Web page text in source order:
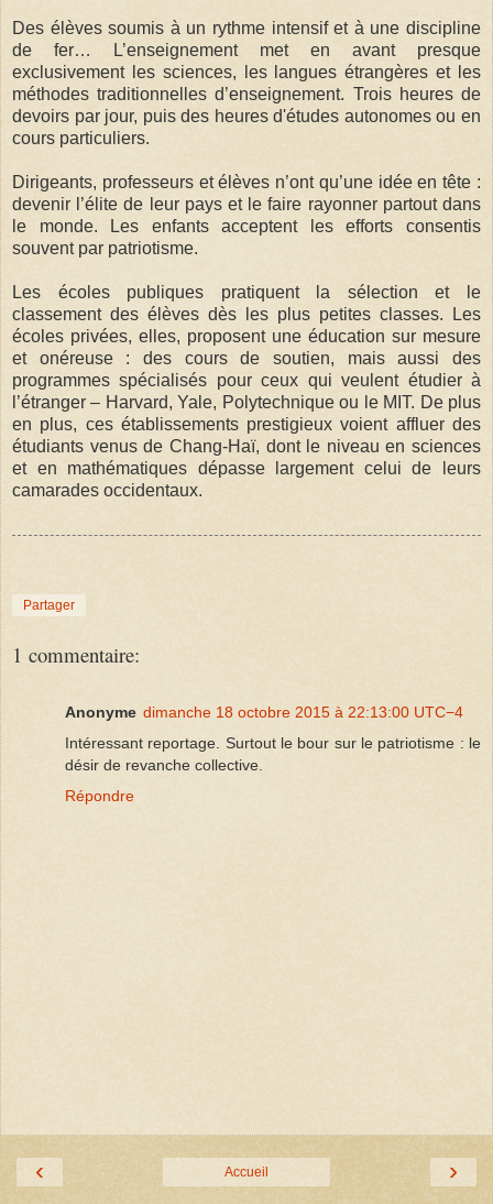
Des élèves soumis à un rythme intensif et à une discipline
de fer… L’enseignement met en avant presque
exclusivement les sciences, les langues étrangères et les
méthodes traditionnelles d’enseignement. Trois heures de
devoirs par jour, puis des heures d'études autonomes ou en
cours particuliers.
Dirigeants, professeurs et élèves n’ont qu’une idée en tête :
devenir l’élite de leur pays et le faire rayonner partout dans
le monde. Les enfants acceptent les efforts consentis
souvent par patriotisme.
Les écoles publiques pratiquent la sélection et le
classement des élèves dès les plus petites classes. Les
écoles privées, elles, proposent une éducation sur mesure
et onéreuse : des cours de soutien, mais aussi des
programmes spécialisés pour ceux qui veulent étudier à
l’étranger – Harvard, Yale, Polytechnique ou le MIT. De plus
en plus, ces établissements prestigieux voient affluer des
étudiants venus de Chang-Haï, dont le niveau en sciences
et en mathématiques dépasse largement celui de leurs
camarades occidentaux.
Partager
1 commentaire:
Anonyme dimanche 18 octobre 2015 à 22:13:00 UTC−4
Intéressant reportage. Surtout le bour sur le patriotisme : le
désir de revanche collective.
Répondre
‹ ›
Accueil